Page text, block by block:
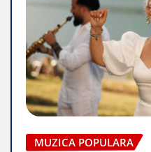
MUZICA POPULARA